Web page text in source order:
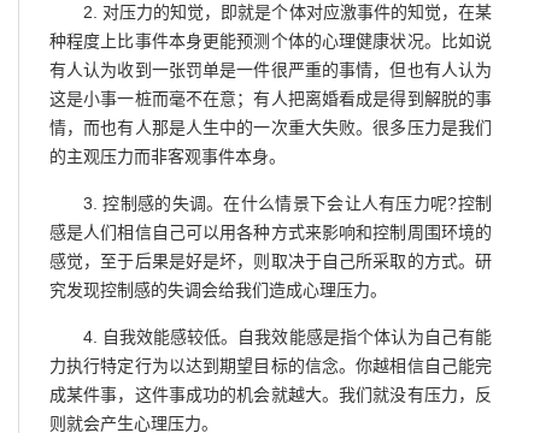
2. 对压力的知觉，即就是个体对应激事件的知觉，在某
种程度上比事件本身更能预测个体的心理健康状况。比如说
有人认为收到一张罚单是一件很严重的事情，但也有人认为
这是小事一桩而毫不在意；有人把离婚看成是得到解脱的事
情，而也有人那是人生中的一次重大失败。很多压力是我们
的主观压力而非客观事件本身。
3. 控制感的失调。在什么情景下会让人有压力呢?控制
感是人们相信自己可以用各种方式来影响和控制周围环境的
感觉，至于后果是好是坏，则取决于自己所采取的方式。研
究发现控制感的失调会给我们造成心理压力。
4. 自我效能感较低。自我效能感是指个体认为自己有能
力执行特定行为以达到期望目标的信念。你越相信自己能完
成某件事，这件事成功的机会就越大。我们就没有压力，反
则就会产生心理压力。